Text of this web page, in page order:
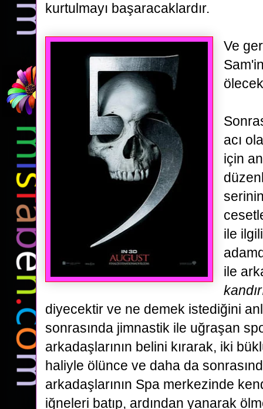
kurtulmayı başaracaklardır.
Ve
acı
için
ile
ile
diyecektir ve ne demek istediğini
sonrasında jimnastik ile uğraşan
arkadaşlarının belini kırarak, iki
haliyle ölünce ve daha da
arkadaşlarının Spa merkezinde
iğneleri batıp, ardından yanarak